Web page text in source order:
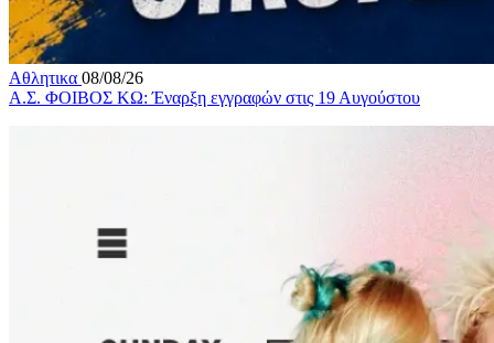
Αθλητικα 08/08/26
Α.Σ. ΦΟΙΒΟΣ ΚΩ: Έναρξη εγγραφών στις 19 Αυγούστου